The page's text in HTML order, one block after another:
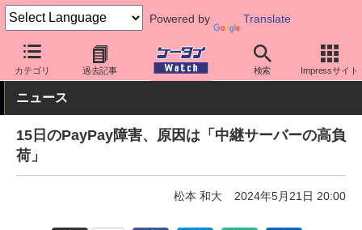
Powered by Translate
カテゴリ 過去記事 検索 Impressサイト
ケータイ Watch アプリ・サービス 決済/金融
ニュース
15日のPayPay障害、原因は「中継サーバーの高負
荷」
松本 和大 2024年5月21日 20:00